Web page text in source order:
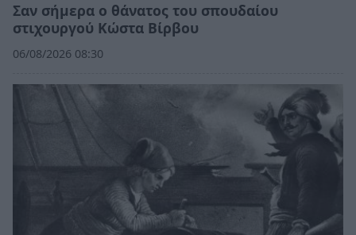
Σαν σήμερα ο θάνατος του σπουδαίου
στιχουργού Κώστα Βίρβου
06/08/2026 08:30